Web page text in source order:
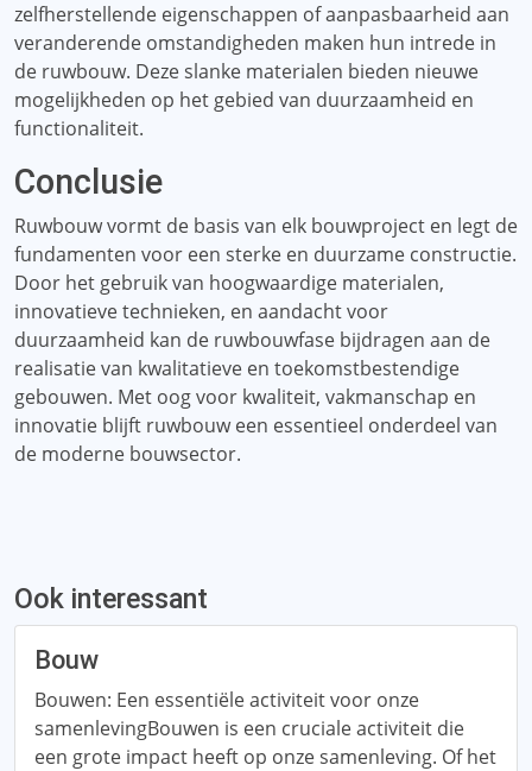
zelfherstellende eigenschappen of aanpasbaarheid aan
veranderende omstandigheden maken hun intrede in
de ruwbouw. Deze slanke materialen bieden nieuwe
mogelijkheden op het gebied van duurzaamheid en
functionaliteit.
Conclusie
Ruwbouw vormt de basis van elk bouwproject en legt de
fundamenten voor een sterke en duurzame constructie.
Door het gebruik van hoogwaardige materialen,
innovatieve technieken, en aandacht voor
duurzaamheid kan de ruwbouwfase bijdragen aan de
realisatie van kwalitatieve en toekomstbestendige
gebouwen. Met oog voor kwaliteit, vakmanschap en
innovatie blijft ruwbouw een essentieel onderdeel van
de moderne bouwsector.
Ook interessant
Bouw
Bouwen: Een essentiële activiteit voor onze
samenlevingBouwen is een cruciale activiteit die
een grote impact heeft op onze samenleving. Of het